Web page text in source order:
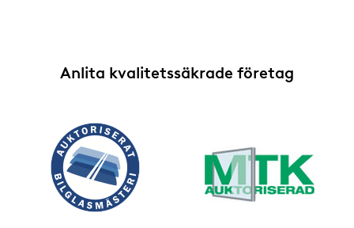
Anlita kvalitetssäkrade företag